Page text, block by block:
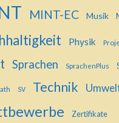
MINT-EC Musik
Physik
Sprachen SprachenPlus
SV Technik
Zertifikate